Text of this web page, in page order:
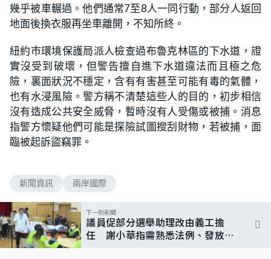
幾乎被車輾過。他們通常7至8人一同行動，部分人返回
地面後換衣服再坐車離開，不知所終。
紐約市環境保護局派人檢查過布魯克林區的下水道，證
實沒受到破壞，但警告擅自進下水道違法而且極之危
險，裏面狀況不穩定，含有有害甚至可能有毒的氣體，
也有水浸風險。警方稱不清楚這些人的目的，初步相信
沒有造成公共安全威脅，暫時沒有人受傷或被捕。消息
指警方懷疑他們可能是探險試圖搜刮財物，若被捕，面
臨被起訴盜竊罪。
新聞資訊 兩岸國際
下一則新聞
議員促部分選舉助理改由義工擔
任 謝小華指需熟悉法例、發放酬